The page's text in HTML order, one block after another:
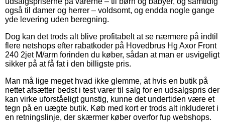
også til damer og herrer – voldsomt, og endda nogle gange
yde levering uden beregning.
Dog kan det trods alt blive profitabelt at se nærmere på indtil
flere netshops efter rabatkoder på Hovedbrus Hg Axor Front
240 2jet M/arm forinden du køber, sådan at man er usvigeligt
sikker på at få fat i den billigste pris.
Man må lige meget hvad ikke glemme, at hvis en butik på
nettet afsætter bedst i test varer til salg for en udsalgspris der
kan virke uforståeligt gunstig, kunne det undertiden være et
tegn på en uægte butik. Køb med kort er trods alt inkluderet i
en retningslinje, der skærmer køber overfor fup webshops.